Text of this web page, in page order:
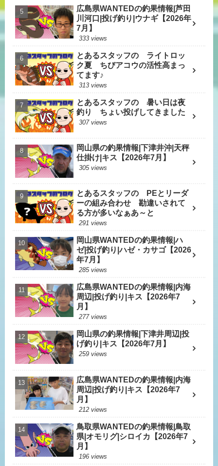
広島県WANTEDの釣果情報|芦田
川河口|投げ釣り|ウナギ【2026年
7月】
333 views
とあるスタッフの ライトロッ
ク夏 ちびアコウの活性高まっ
てます♪
313 views
とあるスタッフの 暑い日は夜
釣り ちょい投げしてきました
307 views
岡山県の釣果情報|下津井沖|天秤
仕掛け|キス【2026年7月】
305 views
とあるスタッフの PEとリーダ
ーの組み合わせ 勘違いされて
る方が多いなぁあ～と
291 views
岡山県WANTEDの釣果情報|ハ
ゼ|投げ釣り|ハゼ・カサゴ【2026
年7月】
285 views
広島県WANTEDの釣果情報|内海
周辺|投げ釣り|キス【2026年7
月】
277 views
岡山県の釣果情報|下津井周辺|投
げ釣り|キス【2026年7月】
259 views
広島県WANTEDの釣果情報|内海
周辺|投げ釣り|キス【2026年7
月】
212 views
鳥取県WANTEDの釣果情報|鳥取
県|オモリグ|シロイカ【2026年7
月】
196 views